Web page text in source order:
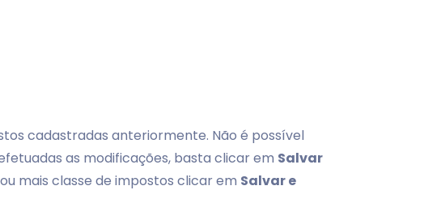
cadastradas anteriormente. Não é possível
as modificações, basta clicar em Salvar
mais classe de impostos clicar em Salvar e